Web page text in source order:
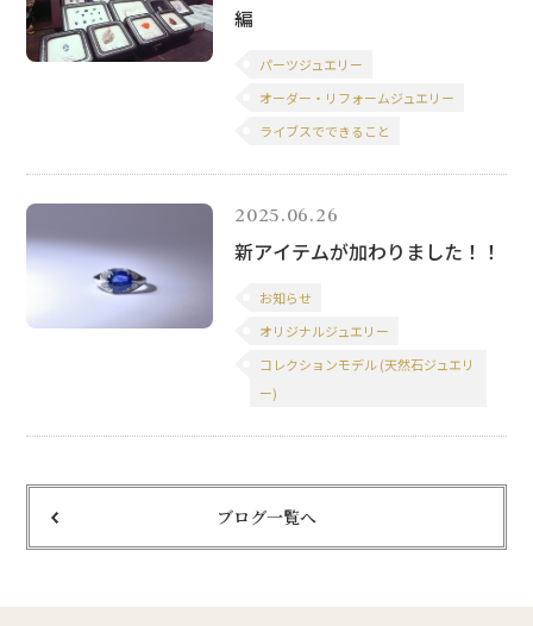
編
パーツジュエリー
オーダー・リフォームジュエリー
ライブスでできること
2025.06.26
新アイテムが加わりました！！
お知らせ
オリジナルジュエリー
コレクションモデル (天然石ジュエリ
ー)
ブログ一覧へ